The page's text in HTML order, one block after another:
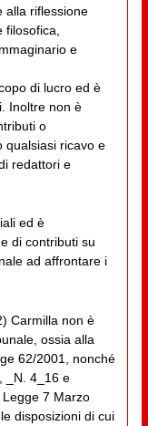
alla riflessione
e
di lucro ed è
Inoltre non è
o
qualsiasi ricavo e
redattori e
ed è
di contributi su
ad affrontare i
Carmilla non è
ossia alla
62/2001, nonché
_N. 4_16 e
Legge 7 Marzo
disposizioni di cui